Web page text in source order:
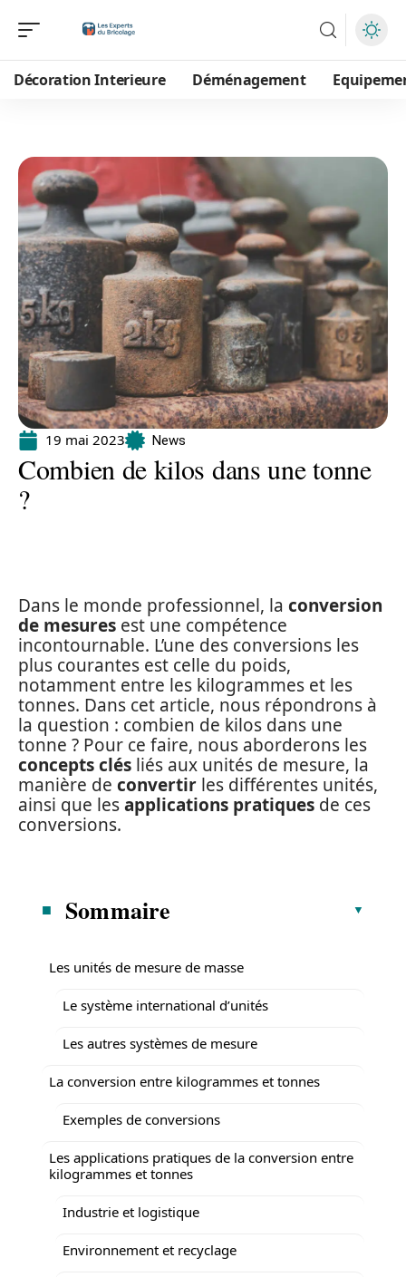
Décoration Interieure Déménagement
19 mai 2023 News
Combien de kilos dans une tonne
?
Dans le monde professionnel, la conversion
de mesures est une compétence
incontournable. L’une des conversions les
plus courantes est celle du poids,
notamment entre les kilogrammes et les
tonnes. Dans cet article, nous répondrons à
la question : combien de kilos dans une
tonne ? Pour ce faire, nous aborderons les
concepts clés liés aux unités de mesure, la
manière de convertir les différentes unités,
ainsi que lesapplications pratiques de ces
conversions.
Sommaire
Les unités de mesure de masse
Le système international d’unités
Les autres systèmes de mesure
La conversion entre kilogrammes et tonnes
Exemples de conversions
Les applications pratiques de la conversion entre
kilogrammes et tonnes
Industrie et logistique
Environnement et recyclage